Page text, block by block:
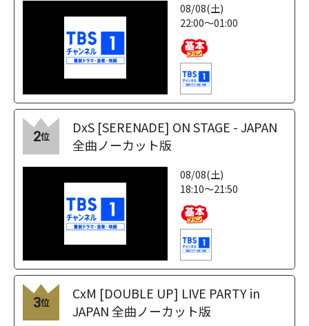
08/08(土)
22:00～01:00
2位
DxS [SERENADE] ON STAGE - JAPAN
全曲ノーカット版
08/08(土)
18:10～21:50
3位
CxM [DOUBLE UP] LIVE PARTY in
JAPAN 全曲ノーカット版